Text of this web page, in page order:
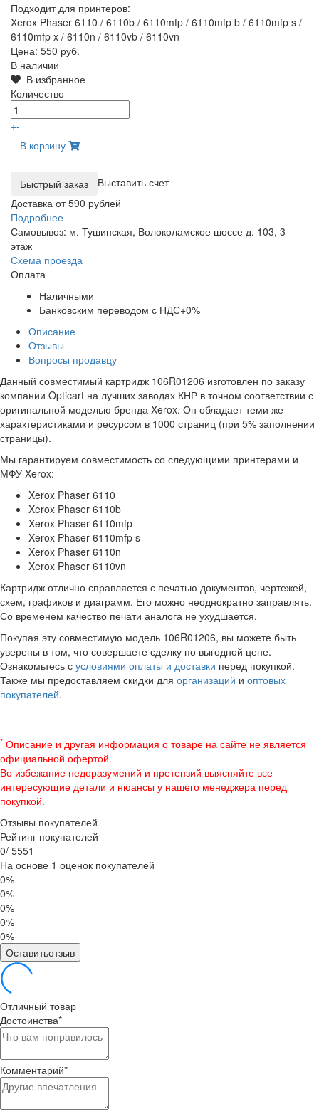
Подходит для принтеров:
Xerox Phaser 6110 / 6110b / 6110mfp / 6110mfp b / 6110mfp s /
6110mfp x / 6110n / 6110vb / 6110vn
Цена: 550 руб.
В наличии
В избранное
Количество
+-
В корзину
Выставить счет
Доставка от 590 рублей
Подробнее
Самовывоз: м. Тушинская, Волоколамское шоссе д. 103, 3
этаж
Схема проезда
Оплата
Наличными
Банковским переводом с НДС+0%
Описание
Отзывы
Вопросы продавцу
Данный совместимый картридж 106R01206 изготовлен по заказу
компании Opticart на лучших заводах КНР в точном соответствии с
оригинальной моделью бренда Xerox. Он обладает теми же
характеристиками и ресурсом в 1000 страниц (при 5% заполнении
страницы).
Мы гарантируем совместимость со следующими принтерами и
МФУ Xerox:
Xerox Phaser 6110
Xerox Phaser 6110b
Xerox Phaser 6110mfp
Xerox Phaser 6110mfp s
Xerox Phaser 6110n
Xerox Phaser 6110vn
Картридж отлично справляется с печатью документов, чертежей,
схем, графиков и диаграмм. Его можно неоднократно заправлять.
Со временем качество печати аналога не ухудшается.
Покупая эту совместимую модель 106R01206, вы можете быть
уверены в том, что совершаете сделку по выгодной цене.
Ознакомьтесь с условиями оплаты и доставки перед покупкой.
Также мы предоставляем скидки для организаций и оптовых
покупателей.
* Описание и другая информация о товаре на сайте не является
официальной офертой.
Во избежание недоразумений и претензий выясняйте все
интересующие детали и нюансы у нашего менеджера перед
покупкой.
Отзывы покупателей
Рейтинг покупателей
0/ 5551
На основе 1 оценок покупателей
0%
0%
0%
0%
0%
Оставитьотзыв
Отличный товар
Достоинства*
Комментарий*